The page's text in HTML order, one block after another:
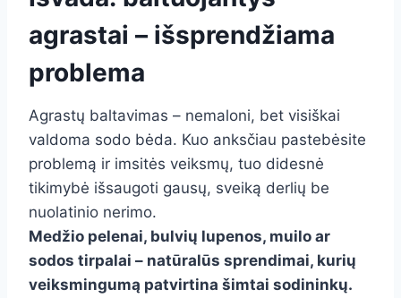
agrastai – išsprendžiama
problema
Agrastų baltavimas – nemaloni, bet visiškai
valdoma sodo bėda. Kuo anksčiau pastebėsite
problemą ir imsitės veiksmų, tuo didesnė
tikimybė išsaugoti gausų, sveiką derlių be
nuolatinio nerimo.
Medžio pelenai, bulvių lupenos, muilo ar
sodos tirpalai – natūralūs sprendimai, kurių
veiksmingumą patvirtina šimtai sodininkų.